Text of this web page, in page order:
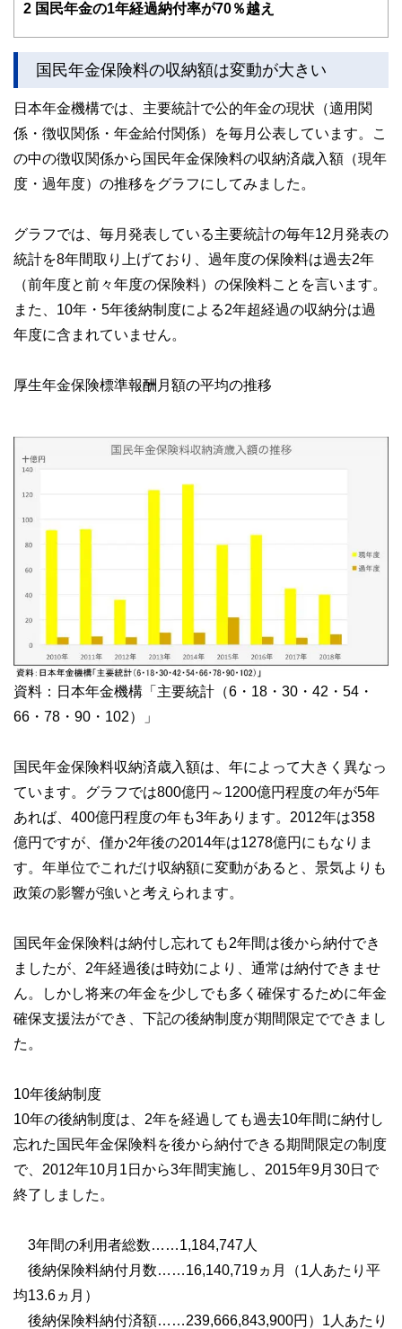
2 国民年金の1年経過納付率が70％越え
国民年金保険料の収納額は変動が大きい
日本年金機構では、主要統計で公的年金の現状（適用関
係・徴収関係・年金給付関係）を毎月公表しています。こ
の中の徴収関係から国民年金保険料の収納済歳入額（現年
度・過年度）の推移をグラフにしてみました。
グラフでは、毎月発表している主要統計の毎年12月発表の
統計を8年間取り上げており、過年度の保険料は過去2年
（前年度と前々年度の保険料）の保険料ことを言います。
また、10年・5年後納制度による2年超経過の収納分は過
年度に含まれていません。
厚生年金保険標準報酬月額の平均の推移
資料：日本年金機構「主要統計（6・18・30・42・54・
66・78・90・102）」
国民年金保険料収納済歳入額は、年によって大きく異なっ
ています。グラフでは800億円～1200億円程度の年が5年
あれば、400億円程度の年も3年あります。2012年は358
億円ですが、僅か2年後の2014年は1278億円にもなりま
す。年単位でこれだけ収納額に変動があると、景気よりも
政策の影響が強いと考えられます。
国民年金保険料は納付し忘れても2年間は後から納付でき
ましたが、2年経過後は時効により、通常は納付できませ
ん。しかし将来の年金を少しでも多く確保するために年金
確保支援法ができ、下記の後納制度が期間限定でできまし
た。
10年後納制度
10年の後納制度は、2年を経過しても過去10年間に納付し
忘れた国民年金保険料を後から納付できる期間限定の制度
で、2012年10月1日から3年間実施し、2015年9月30日で
終了しました。
3年間の利用者総数……1,184,747人
後納保険料納付月数……16,140,719ヵ月（1人あたり平
均13.6ヵ月）
後納保険料納付済額……239,666,843,900円）1人あたり